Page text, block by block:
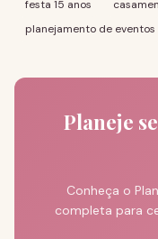
festa 15 anos
planejamento de eventos
Planeje
Conheça o
completa para